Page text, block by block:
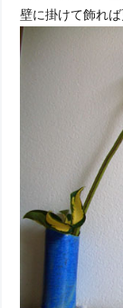
壁に掛けて飾れば